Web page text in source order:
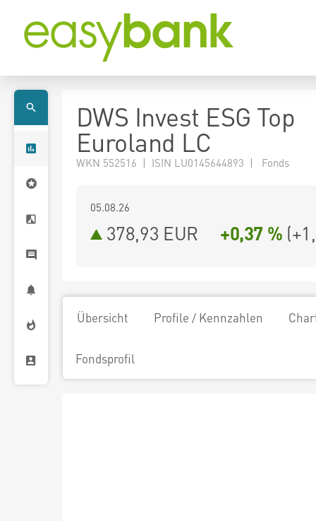
DWS Invest ESG Top
Euroland LC
WKN 552516 | ISIN LU0145644893 | Fonds
05.08.26
378,93 EUR +0,37 % (
Übersicht Profile / Kennzahlen
Fondsprofil